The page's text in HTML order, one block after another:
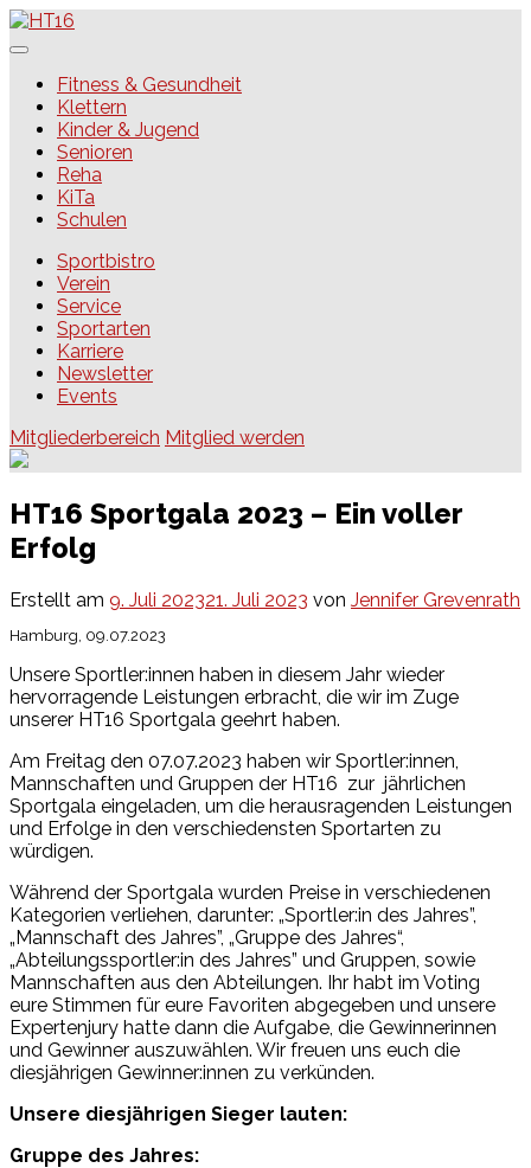
Skip
to
HT16Fitness & Gesundheit
Klettern
Kinder & Jugend
Senioren
Reha
KiTa
Schulen
Sportbistro
Verein
Service
Sportarten
Karriere
Newsletter
Events
Mitgliederbereich Mitglied werden
HT16 Sportgala 2023 – Ein voller
Erfolg
Erstellt am 9. Juli 202321. Juli 2023 von Jennifer Grevenrath
Hamburg, 09.07.2023
Unsere Sportler:innen haben in diesem Jahr wieder
hervorragende Leistungen erbracht, die wir im Zuge
unserer HT16 Sportgala geehrt haben.
Am Freitag den 07.07.2023 haben wir Sportler:innen,
Mannschaften und Gruppen der HT16 zur jährlichen
Sportgala eingeladen, um die herausragenden Leistungen
und Erfolge in den verschiedensten Sportarten zu
würdigen.
Während der Sportgala wurden Preise in verschiedenen
Kategorien verliehen, darunter: „Sportler:in des Jahres”,
„Mannschaft des Jahres”, „Gruppe des Jahres“,
„Abteilungssportler:in des Jahres” und Gruppen, sowie
Mannschaften aus den Abteilungen. Ihr habt im Voting
eure Stimmen für eure Favoriten abgegeben und unsere
Expertenjury hatte dann die Aufgabe, die Gewinnerinnen
und Gewinner auszuwählen. Wir freuen uns euch die
diesjährigen Gewinner:innen zu verkünden.
Unsere diesjährigen Sieger lauten:
Gruppe des Jahres: